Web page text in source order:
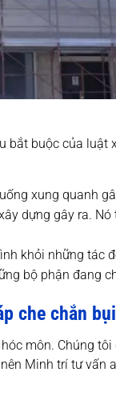
bắt buộc của luật
xung quanh
dựng gây ra.
khỏi những tác
bộ phận đang
che chắn
môn. Chúng
Minh trí tư vấn